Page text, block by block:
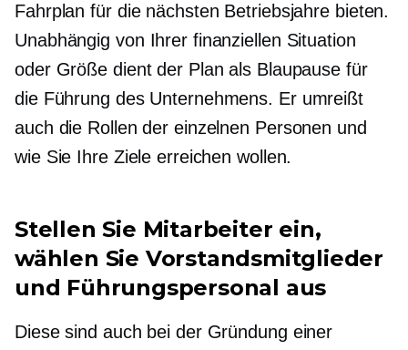
Fahrplan für die nächsten Betriebsjahre bieten.
Unabhängig von Ihrer finanziellen Situation
oder Größe dient der Plan als Blaupause für
die Führung des Unternehmens. Er umreißt
auch die Rollen der einzelnen Personen und
wie Sie Ihre Ziele erreichen wollen.
Stellen Sie Mitarbeiter ein,
wählen Sie Vorstandsmitglieder
und Führungspersonal aus
Diese sind auch bei der Gründung einer